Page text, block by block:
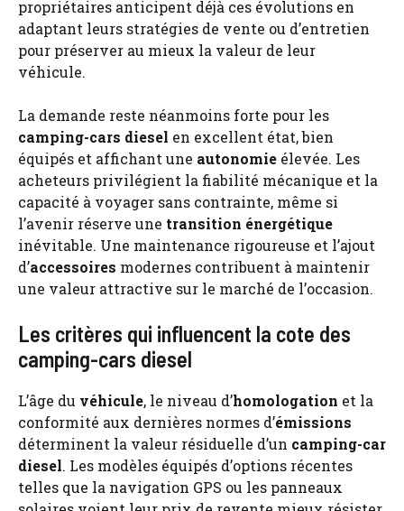
propriétaires anticipent déjà ces évolutions en
adaptant leurs stratégies de vente ou d’entretien
pour préserver au mieux la valeur de leur
véhicule.
La demande reste néanmoins forte pour les
camping-cars diesel en excellent état, bien
équipés et affichant une autonomie élevée. Les
acheteurs privilégient la fiabilité mécanique et la
capacité à voyager sans contrainte, même si
l’avenir réserve une transition énergétique
inévitable. Une maintenance rigoureuse et l’ajout
d’accessoires modernes contribuent à maintenir
une valeur attractive sur le marché de l’occasion.
Les critères qui influencent la cote des
camping-cars diesel
L’âge du véhicule, le niveau d’homologation et la
conformité aux dernières normes d’émissions
déterminent la valeur résiduelle d’un camping-car
diesel. Les modèles équipés d’options récentes
telles que la navigation GPS ou les panneaux